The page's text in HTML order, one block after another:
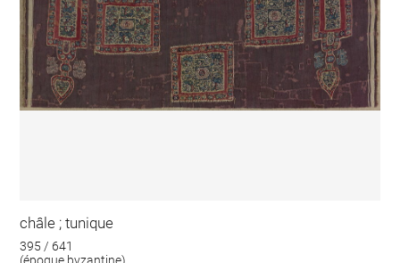
châle ; tunique
395 / 641
(époque byzantine)